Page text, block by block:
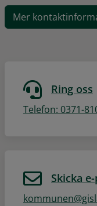
Mer
Ring oss
Telefon: 0371-
Skicka